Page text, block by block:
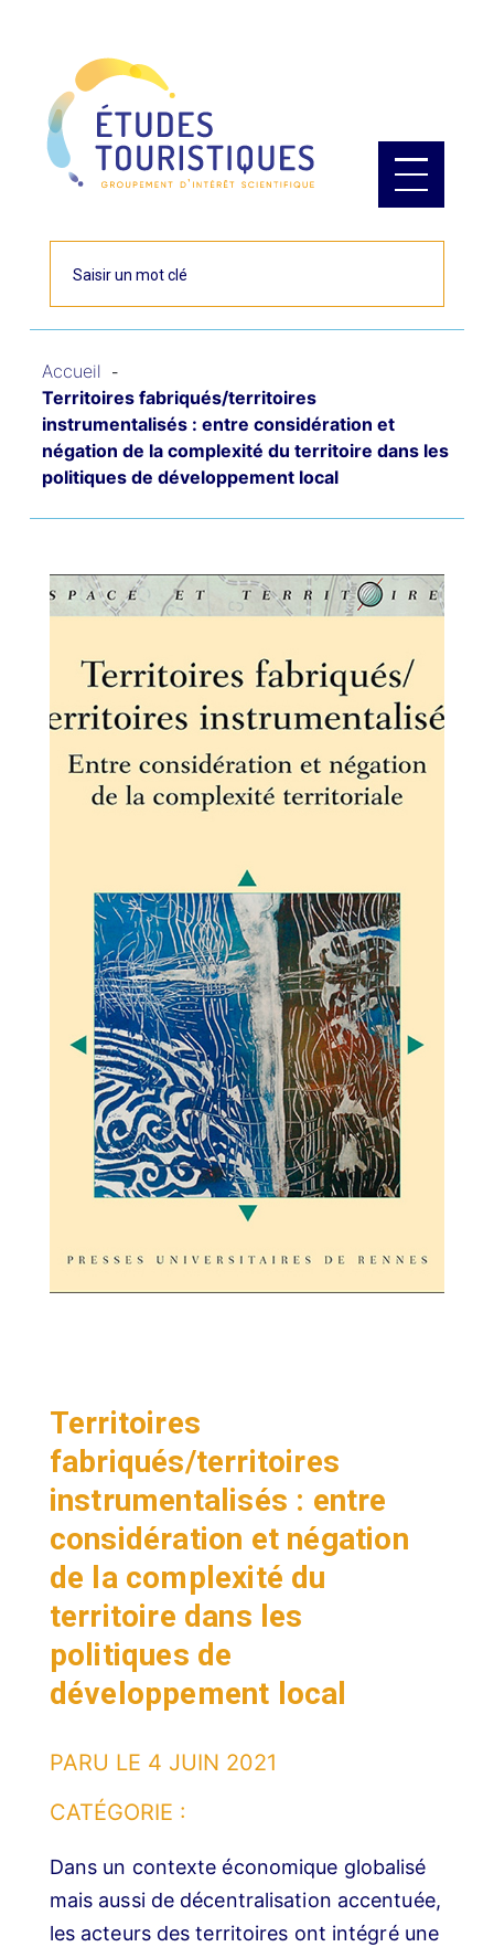
Accueil
Territoires fabriqués/territoires
instrumentalisés : entre considération et
négation de la complexité du territoire dans les
politiques de développement local
Territoires
fabriqués/territoires
instrumentalisés : entre
considération et négation
de la complexité du
territoire dans les
politiques de
développement local
PARU LE 4 JUIN 2021
CATÉGORIE :
Dans un contexte économique globalisé
mais aussi de décentralisation accentuée,
les acteurs des territoires ont intégré une